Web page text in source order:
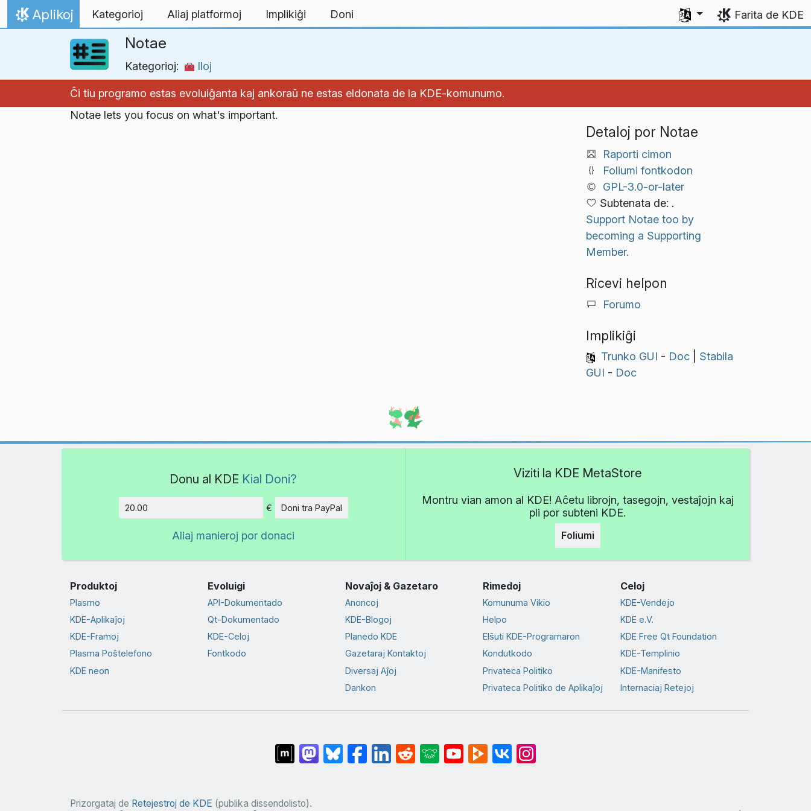
Salti al enhavo
Hejmo
Aplikoj Kategorioj Aliaj platformoj Implikiĝi Doni
Elektu vian lingvon
Farita de KDE
Notae
Kategorioj: Iloj
Ĉi tiu programo estas evoluiĝanta kaj ankoraŭ ne estas eldonata de la KDE-komunumo.
Notae lets you focus on what's important.
Detaloj por Notae
Raporti cimon
Foliumi fontkodon
GPL-3.0-or-later
Subtenata de: .
Support Notae too by
becoming a Supporting
Member.
Ricevi helpon
Forumo
Implikiĝi
Trunko GUI - Doc| Stabila
GUI - Doc
Donu al KDE Kial Doni?
€ Doni tra PayPal
Aliaj manieroj por donaci
Viziti la KDE MetaStore
Montru vian amon al KDE! Aĉetu librojn, tasegojn, vestaĵojn kaj
pli por subteni KDE.
Foliumi
Produktoj
Plasmo
KDE-Aplikaĵoj
KDE-Framoj
Plasma Poŝtelefono
KDE neon
Evoluigi
API-Dokumentado
Qt-Dokumentado
KDE-Celoj
Fontkodo
Novaĵoj & Gazetaro
Anoncoj
KDE-Blogoj
Planedo KDE
Gazetaraj Kontaktoj
Diversaj Aĵoj
Dankon
Rimedoj
Komunuma Vikio
Helpo
Elŝuti KDE-Programaron
Kondutkodo
Privateca Politiko
Privateca Politiko de Aplikaĵoj
Celoj
KDE-Vendejo
KDE e.V.
KDE Free Qt Foundation
KDE-Templinio
KDE-Manifesto
Internaciaj Retejoj
Prizorgataj de Retejestroj de KDE (publika dissendolisto).